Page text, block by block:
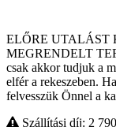
ELŐRE UTALÁST
MEGRENDELT
csak akkor tudjuk a
elfér a rekeszeben.
felvesszük Önnel a
Szállítási díj: 2 790